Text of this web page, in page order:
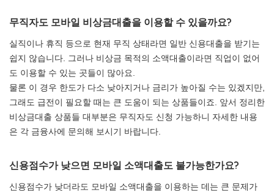
무직자도 모바일 비상금대출을 이용할 수 있을까요?
실직이나 휴직 등으로 현재 무직 상태라면 일반 신용대출을 받기는
쉽지 않습니다. 그러나 비상금 목적의 소액대출이라면 직업이 없어
도 이용할 수 있는 곳들이 많아요.
물론 이 경우 한도가 다소 낮아지거나 금리가 높아질 수는 있겠지만,
그래도 급전이 필요할 때는 큰 도움이 되는 상품들이죠. 앞서 정리한
비상금대출 상품들 대부분은 무직자도 신청 가능하니 자세한 내용
은 각 금융사에 문의해 보시기 바랍니다.
신용점수가 낮으면 모바일 소액대출도 불가능한가요?
신용점수가 낮더라도 모바일 소액대출을 이용하는 데는 큰 문제가